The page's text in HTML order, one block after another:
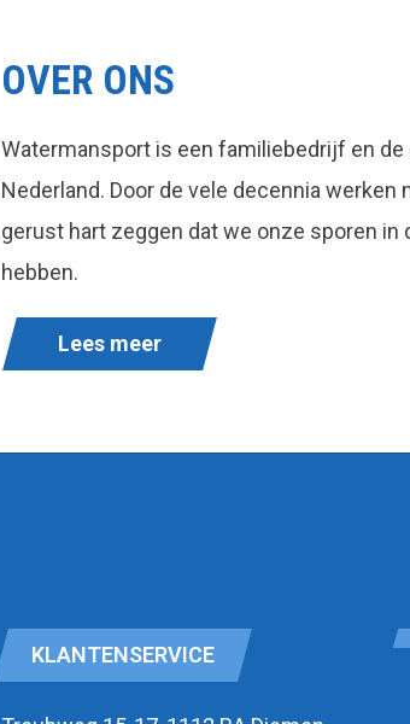
OVER ONS
Watermansport is een familiebedrijf en
Nederland. Door de vele decennia
gerust hart zeggen dat we onze sporen
hebben.
Lees meer
KLANTENSERVICE